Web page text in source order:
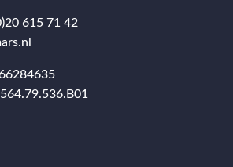
615 71 42